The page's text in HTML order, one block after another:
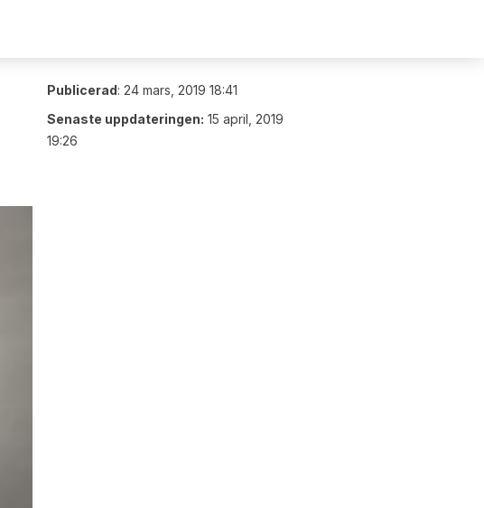
Publicerad: 24 mars, 2019 18:41
Senaste uppdateringen: 15 april, 2019
19:26